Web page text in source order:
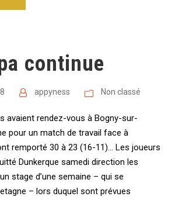
continue
appyness Non classé
avaient rendez-vous à Bogny-sur-
pour un match de travail face à
remporté 30 à 23 (16-11)… Les joueurs
Dunkerque samedi direction les
stage d’une semaine – qui se
– lors duquel sont prévues